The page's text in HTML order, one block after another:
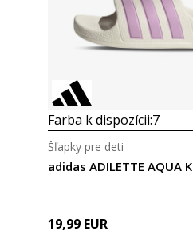
Farba k dispozícii:7
adidas ADILETTE AQUA K
Šľapky pre deti
19,99 EUR